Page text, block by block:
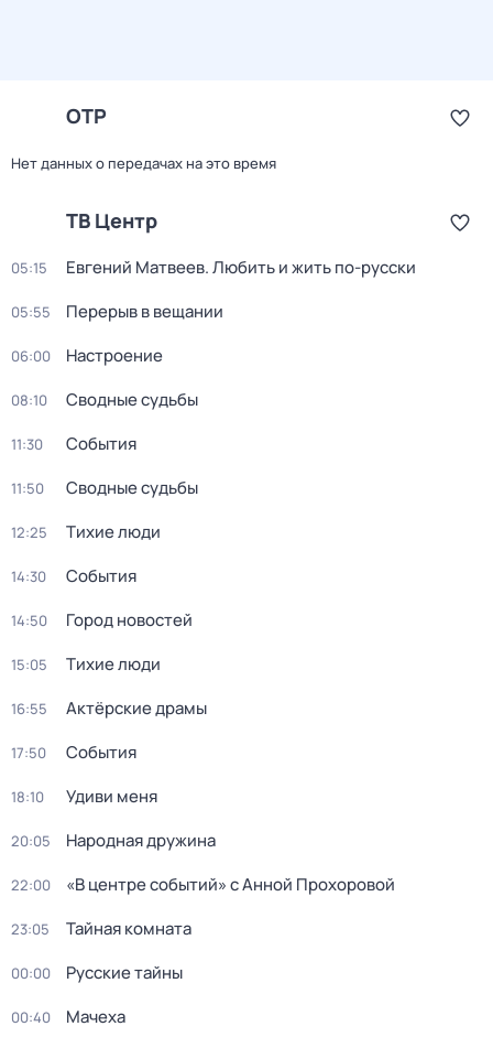
ОТР
Нет данных о передачах на это время
ТВ Центр
05:15 Евгений Матвеев. Любить и жить по-русски
05:55 Перерыв в вещании
06:00 Настроение
08:10 Сводные судьбы
11:30 События
11:50 Сводные судьбы
12:25 Тихие люди
14:30 События
14:50 Город новостей
15:05 Тихие люди
16:55 Актёрские драмы
17:50 События
18:10 Удиви меня
20:05 Народная дружина
22:00 «В центре событий» с Анной Прохоровой
23:05 Тайная комната
00:00 Русские тайны
00:40 Мачеха